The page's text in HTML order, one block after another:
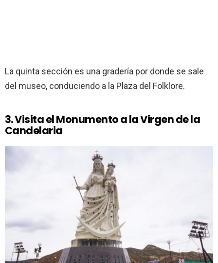
La quinta sección es una gradería por donde se sale
del museo, conduciendo a la Plaza del Folklore.
3. Visita el Monumento a la Virgen de la
Candelaria